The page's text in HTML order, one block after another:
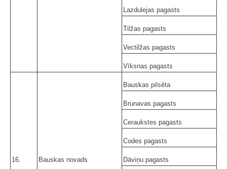
Lazdulejas pagasts
Tilžas pagasts
Vectilžas pagasts
Vīksnas pagasts
16. Bauskas novads
Bauskas pilsēta
Brunavas pagasts
Ceraukstes pagasts
Codes pagasts
Dāviņu pagasts